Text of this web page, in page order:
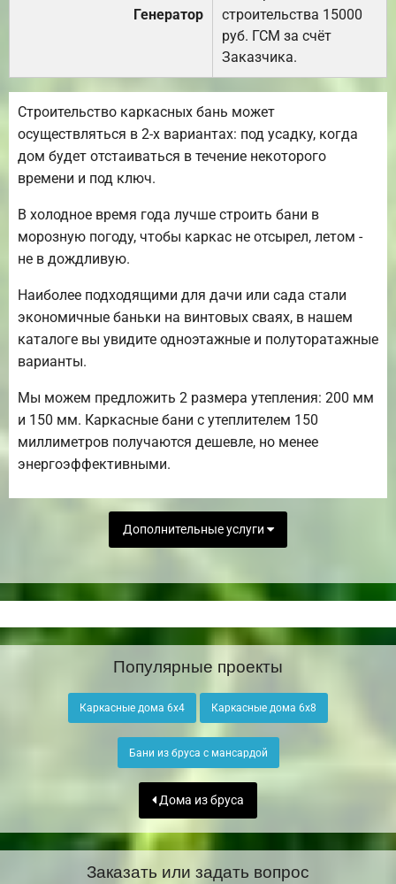
Генератор
строительства 15000
руб. ГСМ за счёт
Заказчика.
Строительство каркасных бань может
осуществляться в 2-х вариантах: под усадку, когда
дом будет отстаиваться в течение некоторого
времени и под ключ.
В холодное время года лучше строить бани в
морозную погоду, чтобы каркас не отсырел, летом -
не в дождливую.
Наиболее подходящими для дачи или сада стали
экономичные баньки на винтовых сваях, в нашем
каталоге вы увидите одноэтажные и полуторатажные
варианты.
Мы можем предложить 2 размера утепления: 200 мм
и 150 мм. Каркасные бани с утеплителем 150
миллиметров получаются дешевле, но менее
энергоэффективными.
Дополнительные услуги
Популярные проекты
Каркасные дома 6х4 Каркасные дома 6х8
Бани из бруса с мансардой
Дома из бруса
Заказать или задать вопрос